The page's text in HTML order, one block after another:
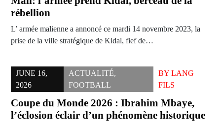
rébellion
L’ armée malienne a annoncé ce mardi 14 novembre 2023, la
prise de la ville stratégique de Kidal, fief de…
JUNE 16,
2026
ACTUALITÉ,
FOOTBALL
BYLANG
FILS
Coupe du Monde 2026 : Ibrahim Mbaye,
l’éclosion éclair d’un phénomène historique